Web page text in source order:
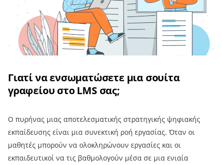
Γιατί να ενσωματώσετε μια σουίτα
γραφείου στο LMS σας;
Ο πυρήνας μιας αποτελεσματικής στρατηγικής ψηφιακής
εκπαίδευσης είναι μια συνεκτική ροή εργασίας. Όταν οι
μαθητές μπορούν να ολοκληρώνουν εργασίες και οι
εκπαιδευτικοί να τις βαθμολογούν μέσα σε μια ενιαία